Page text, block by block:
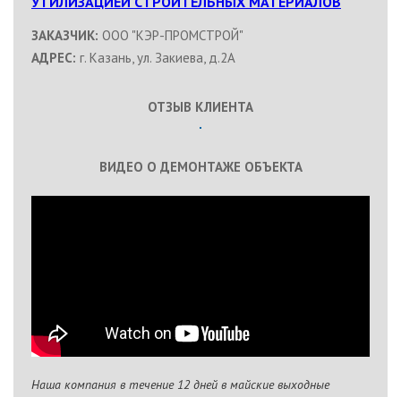
ЗАКАЗЧИК: ООО "КЭР-ПРОМСТРОЙ"
АДРЕС: г. Казань, ул. Закиева, д.2А
ОТЗЫВ КЛИЕНТА
ВИДЕО О ДЕМОНТАЖЕ ОБЪЕКТА
Наша компания в течение 12 дней в майские выходные